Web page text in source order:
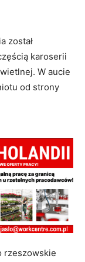
został
karoserii
W aucie
od strony
rzeszowskie